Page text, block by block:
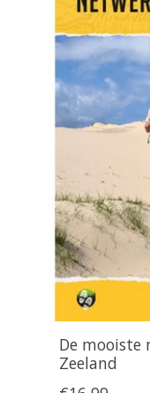
De mooiste
Zeeland